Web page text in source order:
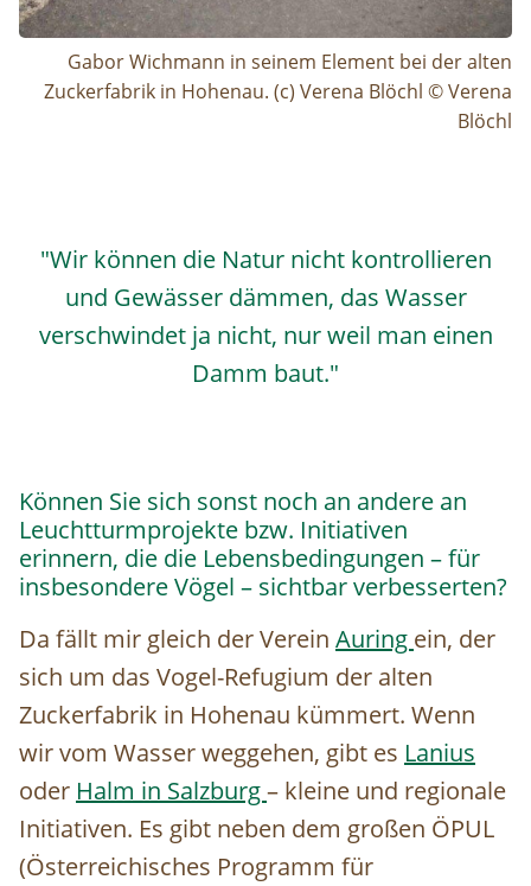
Gabor Wichmann in seinem Element bei der alten
Zuckerfabrik in Hohenau. (c) Verena Blöchl © Verena
Blöchl
"Wir können die Natur nicht kontrollieren
und Gewässer dämmen, das Wasser
verschwindet ja nicht, nur weil man einen
Damm baut."
Können Sie sich sonst noch an andere an
Leuchtturmprojekte bzw. Initiativen
erinnern, die die Lebensbedingungen – für
insbesondere Vögel – sichtbar verbesserten?
Da fällt mir gleich der Verein Auring ein, der
sich um das Vogel-Refugium der alten
Zuckerfabrik in Hohenau kümmert. Wenn
wir vom Wasser weggehen, gibt es Lanius
oder Halm in Salzburg– kleine und regionale
Initiativen. Es gibt neben dem großen ÖPUL
(Österreichisches Programm für